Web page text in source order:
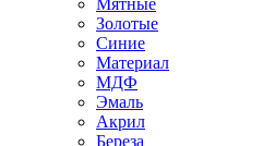
Мятные
Золотые
Синие
Материал
МДФ
Эмаль
Акрил
Береза